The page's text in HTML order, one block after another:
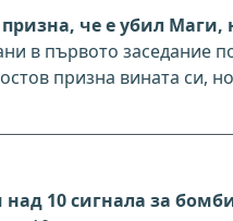
че е убил Маги,
в първото заседание
призна вината си,
10 сигнала за